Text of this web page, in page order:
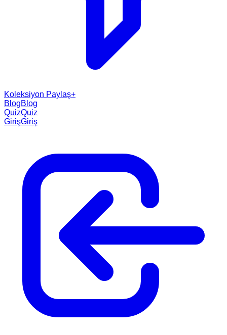
Koleksiyon Paylaş+
BlogBlog
QuizQuiz
GirişGiriş